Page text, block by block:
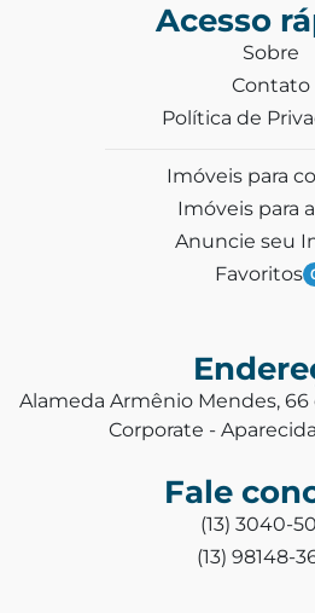
Acesso
Sobre
Contato
Política de
Imóveis para
Imóveis para
Anuncie seu
Favoritos
Alameda Armênio Mendes, 66
Corporate -
Fale
(13) 3040-
(13) 98148-